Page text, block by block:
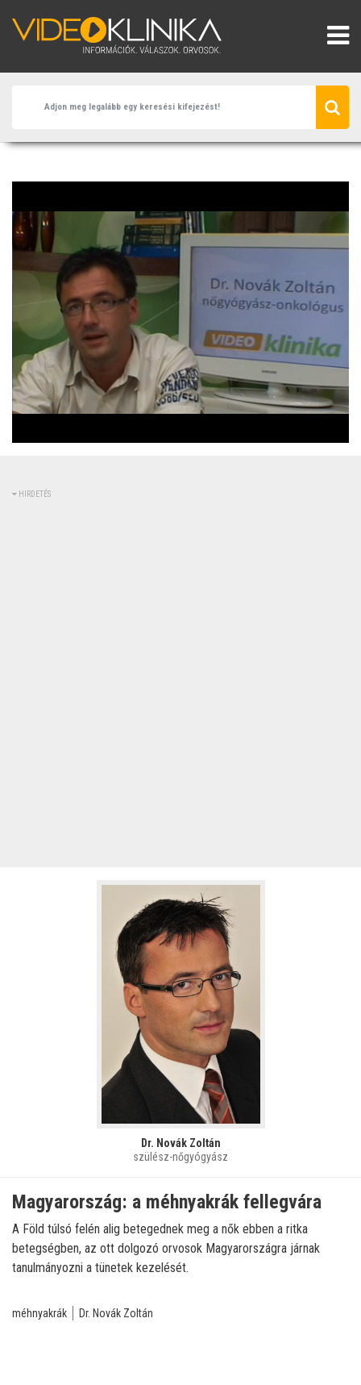
kikapcsolva
0%
0%
HIRDETÉS
Dr. Novák Zoltán
szülész-nőgyógyász
Magyarország: a méhnyakrák fellegvára
A Föld túlsó felén alig betegednek meg a nők ebben a ritka
betegségben, az ott dolgozó orvosok Magyarországra járnak
tanulmányozni a tünetek kezelését.
méhnyakrák Dr. Novák Zoltán